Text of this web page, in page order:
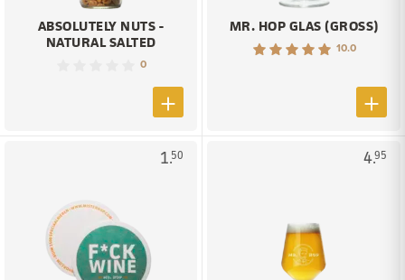
ABSOLUTELY NUTS -
NATURAL SALTED
0
MR. HOP GLAS (GROSS)
10.0
1.50 4.95